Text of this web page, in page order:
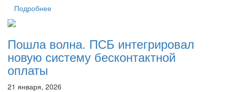
Подробнее
Пошла волна. ПСБ интегрировал
новую систему бесконтактной
оплаты
21 января, 2026